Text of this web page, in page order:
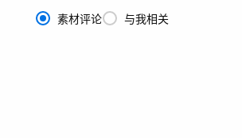
素材评论 与我相关